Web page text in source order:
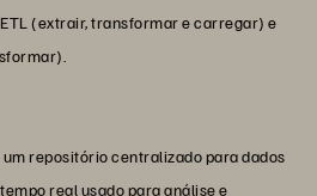
(extrair, transformar e carregar) e
repositório centralizado para dados
real usado para análise e